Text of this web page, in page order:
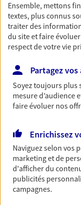
Bricoleuse, féru
ou grande
accident du
Accident,
revenus.
Découvrir l'offre
Gagnez en
assurance
unique pour
équipements et
Ensemble, mettons
textes, plus connus
traiter des
du site et faire
respect de votre vie
Partagez
Soyez toujours plus
mesure d’audience
faire évoluer nos
Enrichissez
Naviguez selon vos
marketing et de
d'afficher du
publicités
campagnes.